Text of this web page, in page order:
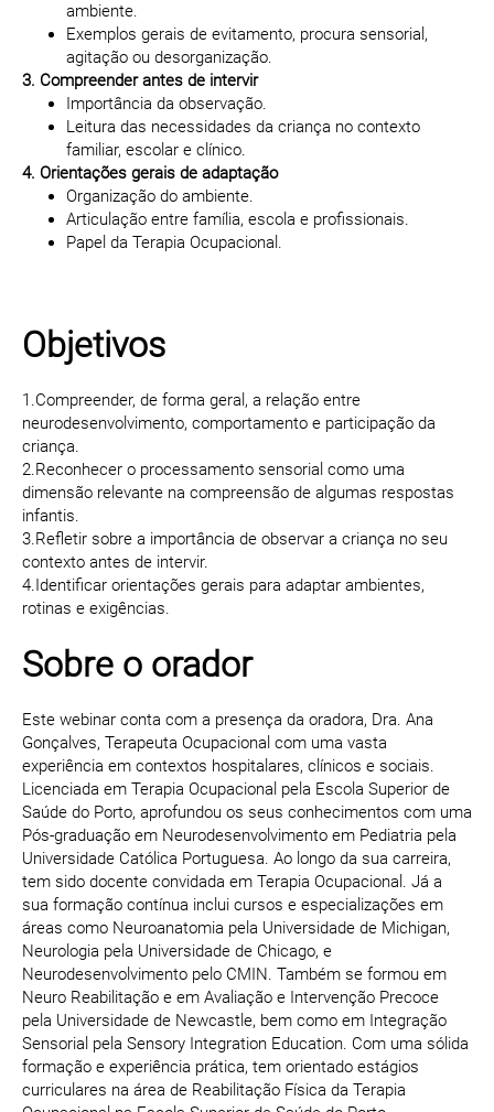
ambiente.
Exemplos gerais de evitamento, procura sensorial,
agitação ou desorganização.
3. Compreender antes de intervir
Importância da observação.
Leitura das necessidades da criança no contexto
familiar, escolar e clínico.
4. Orientações gerais de adaptação
Organização do ambiente.
Articulação entre família, escola e profissionais.
Papel da Terapia Ocupacional.
Objetivos
1.Compreender, de forma geral, a relação entre
neurodesenvolvimento, comportamento e participação da
criança.
2.Reconhecer o processamento sensorial como uma
dimensão relevante na compreensão de algumas respostas
infantis.
3.Refletir sobre a importância de observar a criança no seu
contexto antes de intervir.
4.Identificar orientações gerais para adaptar ambientes,
rotinas e exigências.
Sobre o orador
Este webinar conta com a presença da oradora, Dra. Ana
Gonçalves, Terapeuta Ocupacional com uma vasta
experiência em contextos hospitalares, clínicos e sociais.
Licenciada em Terapia Ocupacional pela Escola Superior de
Saúde do Porto, aprofundou os seus conhecimentos com uma
Pós-graduação em Neurodesenvolvimento em Pediatria pela
Universidade Católica Portuguesa. Ao longo da sua carreira,
tem sido docente convidada em Terapia Ocupacional. Já a
sua formação contínua inclui cursos e especializações em
áreas como Neuroanatomia pela Universidade de Michigan,
Neurologia pela Universidade de Chicago, e
Neurodesenvolvimento pelo CMIN. Também se formou em
Neuro Reabilitação e em Avaliação e Intervenção Precoce
pela Universidade de Newcastle, bem como em Integração
Sensorial pela Sensory Integration Education. Com uma sólida
formação e experiência prática, tem orientado estágios
curriculares na área de Reabilitação Física da Terapia